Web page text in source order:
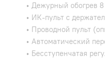
• Дежурный обогрев 8
• ИК-пульт с
• Проводной пульт
• Автоматический
• Бесступенчатая